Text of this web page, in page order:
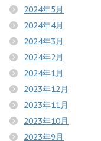
2024年5月
2024年4月
2024年3月
2024年2月
2024年1月
2023年12月
2023年11月
2023年10月
2023年9月